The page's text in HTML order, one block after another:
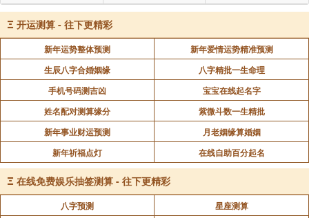
Ξ 开运测算 - 往下更精彩
新年运势整体预测
新年爱情运势精准预测
生辰八字合婚姻缘
八字精批一生命理
手机号码测吉凶
宝宝在线起名字
姓名配对测算缘分
紫微斗数一生精批
新年事业财运预测
月老姻缘算婚姻
新年祈福点灯
在线自助百分起名
Ξ 在线免费娱乐抽签测算 - 往下更精彩
八字预测
星座测算